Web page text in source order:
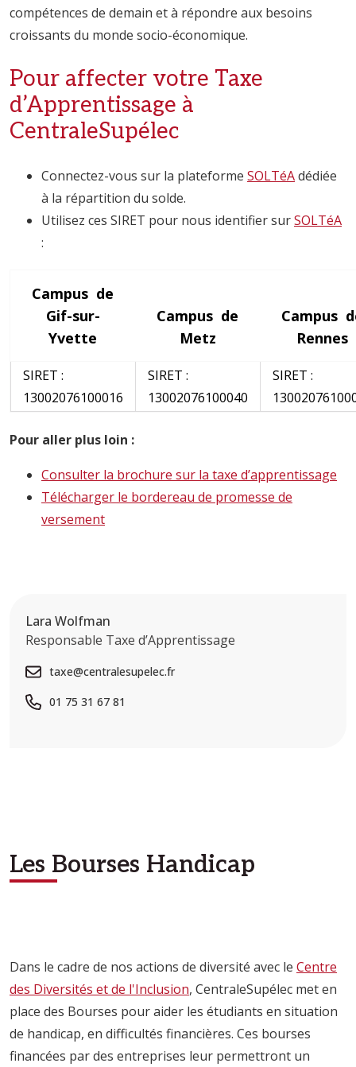
compétences de demain et à répondre aux besoins
croissants du monde socio-économique.
Pour affecter votre Taxe
d’Apprentissage à
CentraleSupélec
Connectez-vous sur la plateforme SOLTéAdédiée
à la répartition du solde.
Utilisez ces SIRET pour nous identifier surSOLTéA
:
Campus de
Gif-sur-
Yvette
Campus de
Metz
Campus
Rennes
SIRET :
13002076100016
SIRET :
13002076100040
SIRET :
Pour aller plus loin :
Consulter la brochure sur la taxe d’apprentissage
Télécharger le bordereau de promesse de
versement
Lara Wolfman
Responsable Taxe d’Apprentissage
taxe@centralesupelec.fr
01 75 31 67 81
Les Bourses Handicap
Dans le cadre de nos actions de diversité avec le Centre
des Diversités et de l'Inclusion, CentraleSupélec met en
place des Bourses pour aider les étudiants en situation
de handicap, en difficultés financières. Ces bourses
financées par des entreprises leur permettront un